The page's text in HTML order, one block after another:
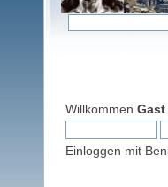
Willkommen Gast
Einloggen mit